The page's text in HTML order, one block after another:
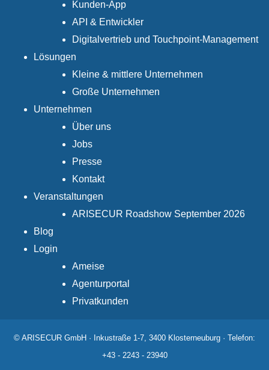
Kunden-App
API & Entwickler
Digitalvertrieb und Touchpoint-Management
Lösungen
Kleine & mittlere Unternehmen
Große Unternehmen
Unternehmen
Über uns
Jobs
Presse
Kontakt
Veranstaltungen
ARISECUR Roadshow September 2026
Blog
Login
Ameise
Agenturportal
Privatkunden
© ARISECUR GmbH · Inkustraße 1-7, 3400 Klosterneuburg · Telefon:
+43 - 2243 - 23940